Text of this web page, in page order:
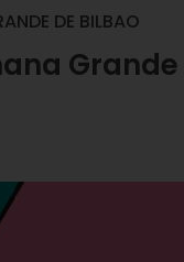
DE BILBAO
Grande